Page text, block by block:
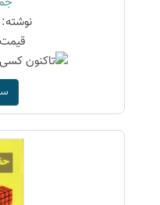
قیمت: 5000000